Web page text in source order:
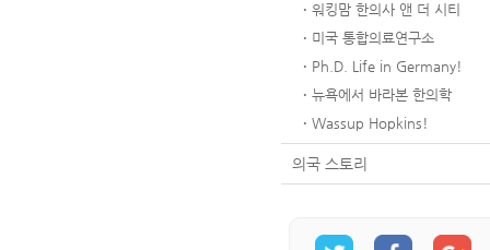
워킹맘 한의사 앤 더 시티
미국 통합의료연구소
Ph.D. Life in Germany!
뉴욕에서 바라본 한의학
Wassup Hopkins!
의국 스토리